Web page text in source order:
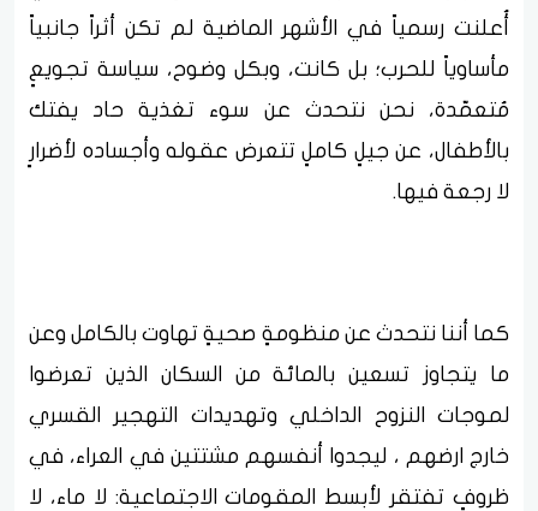
أُعلنت رسمياً في الأشهر الماضية لم تكن أثراً جانبياً
مأساوياً للحرب؛ بل كانت، وبكل وضوح، سياسة تجويعٍ
مُتعمّدة، نحن نتحدث عن سوء تغذية حاد يفتك
بالأطفال، عن جيلٍ كاملٍ تتعرض عقوله وأجساده لأضرارٍ
لا رجعة فيها.
كما أننا نتحدث عن منظومةٍ صحيةٍ تهاوت بالكامل وعن
ما يتجاوز تسعين بالمائة من السكان الذين تعرضوا
لموجات النزوح الداخلي وتهديدات التهجير القسري
خارج ارضهم ، ليجدوا أنفسهم مشتتين في العراء، في
ظروفٍ تفتقر لأبسط المقومات الاجتماعية: لا ماء، لا